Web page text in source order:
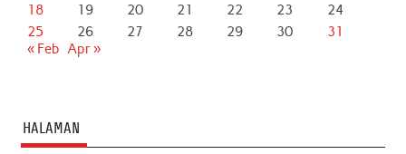
18
19 20 21 22 23
24
25
26 27 28 29 30
31
« Feb Apr »
HALAMAN